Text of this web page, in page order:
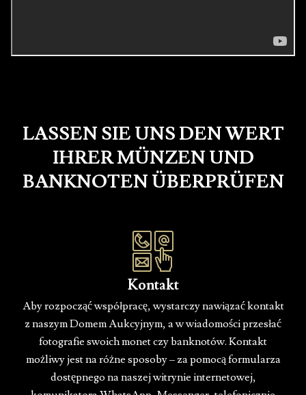
LASSEN SIE UNS DEN WERT
IHRER MÜNZEN UND
BANKNOTEN ÜBERPRÜFEN
Kontakt
Aby rozpocząć współpracę, wystarczy nawiązać kontakt
z naszym Domem Aukcyjnym, a w wiadomości przesłać
fotografie swoich monet czy banknotów. Kontakt
możliwy jest na różne sposoby – za pomocą formularza
dostępnego na naszej witrynie internetowej,